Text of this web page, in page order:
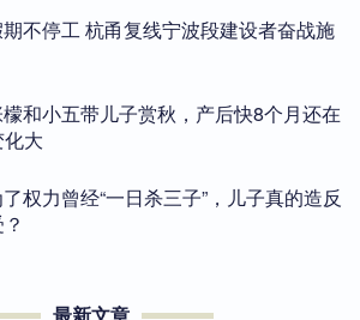
不停工 杭甬复线宁波段建设者奋战施
和小五带儿子赏秋，产后快8个月还在
大
权力曾经“一日杀三子”，儿子真的造反
最新文章